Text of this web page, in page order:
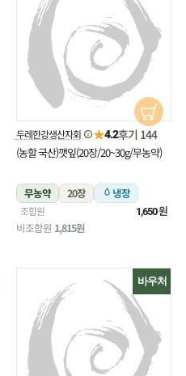
두레한강생산자회 ★4.2후기 144
(농할 국산)깻잎(20장/20~30g/무농약)
무농약 20장 냉장
조합원 1,650원
비조합원 1,815원
바우처